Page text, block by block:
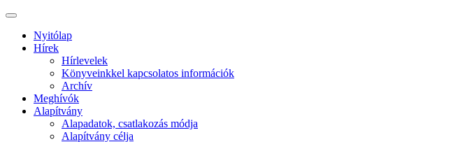
Nyitólap
Hírek
Hírlevelek
Könyveinkkel kapcsolatos információk
Archív
Meghívók
Alapítvány
Alapadatok, csatlakozás módja
Alapítvány célja